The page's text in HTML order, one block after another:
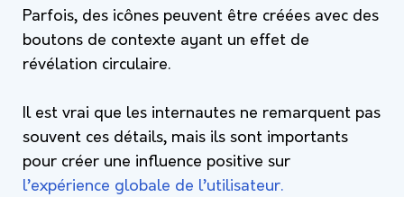
Parfois, des icônes peuvent être créées avec des
boutons de contexte ayant un effet de
révélation circulaire.
Il est vrai que les internautes ne remarquent pas
souvent ces détails, mais ils sont importants
pour créer une influence positive sur
l’expérience globale de l’utilisateur.